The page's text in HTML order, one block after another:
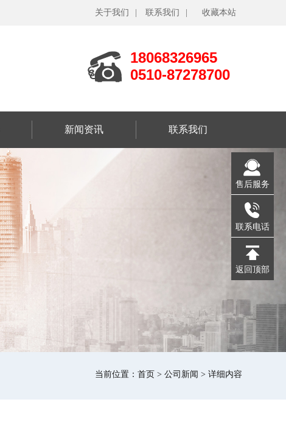
关于我们 联系我们 收藏本站
18068326965
0510-87278700
新闻资讯 联系我们
当前位置： 首页 > 公司新闻 > 详细内容
售后服务
联系电话
返回顶部